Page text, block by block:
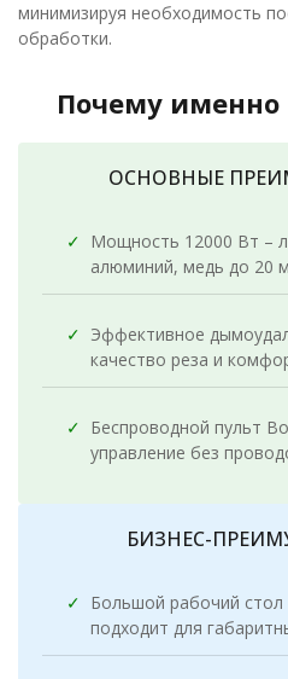
минимизируя необходимость
обработки.
Почему именно
ОСНОВНЫЕ
✓ Мощность 12000 Вт –
алюминий, медь до 20
✓ Эффективное
качество реза и
✓ Беспроводной пульт
управление без
БИЗНЕС-
✓ Большой рабочий
подходит для